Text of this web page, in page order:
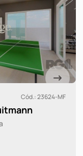
Cód.: 23624-MF